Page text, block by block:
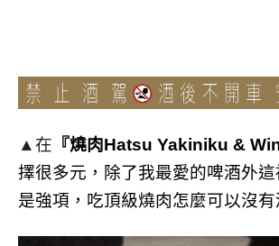
▲在 『燒肉Hatsu Yakiniku &
擇很多元，除了我最愛的啤酒外
是強項，吃頂級燒肉怎麼可以沒有